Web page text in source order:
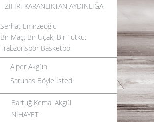
ZİFİRİ KARANLIKTAN AYDINLIĞA
Serhat Emirzeoğlu
Bir Maç, Bir Uçak, Bir Tutku:
Trabzonspor Basketbol
Alper Akgün
Sarunas Böyle İstedi
Bartuğ Kemal Akgül
NİHAYET